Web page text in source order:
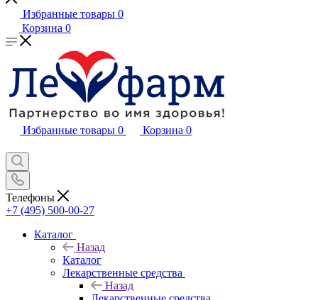
Избранные товары 0
Корзина 0
Избранные товары 0 Корзина 0
Телефоны
+7 (495) 500-00-27
Каталог
Назад
Каталог
Лекарственные средства
Назад